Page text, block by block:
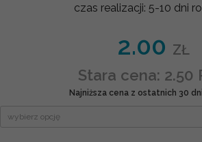
czas realizacji: 5-10 dni
2.00 ZŁ
Stara cena: 2.50
Najniższa cena z ostatnich 30